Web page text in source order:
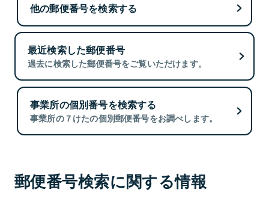
他の郵便番号を検索する
最近検索した郵便番号
過去に検索した郵便番号をご覧いただけます。
事業所の個別番号を検索する
事業所の７けたの個別郵便番号をお調べします。
郵便番号検索に関する情報